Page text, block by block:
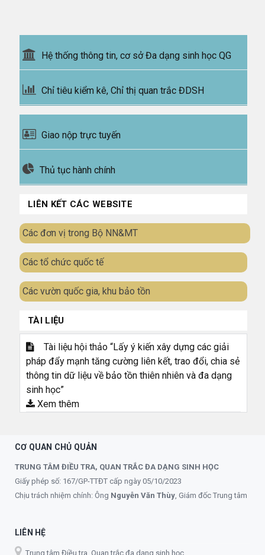
Hệ thống thông tin, cơ sở Đa dạng sinh học QG
Chỉ tiêu kiểm kê, Chỉ thị quan trắc ĐDSH
Giao nộp trực tuyến
Thủ tục hành chính
LIÊN KẾT CÁC WEBSITE
Các đơn vị trong Bộ NN&MT
Các tổ chức quốc tế
Các vườn quốc gia, khu bảo tồn
TÀI LIỆU
Tài liệu hội thảo “Lấy ý kiến xây dựng các giải
pháp đẩy mạnh tăng cường liên kết, trao đổi, chia sẻ
thông tin dữ liệu về bảo tồn thiên nhiên và đa dạng
sinh học”
Xem thêm
CƠ QUAN CHỦ QUẢN
TRUNG TÂM ĐIỀU TRA, QUAN TRẮC ĐA DẠNG SINH HỌC
Giấy phép số: 167/GP-TTĐT cấp ngày 05/10/2023
Chịu trách nhiệm chính: Ông Nguyễn Văn Thùy , Giám đốc Trung tâm
LIÊN HỆ
Trung tâm Điều tra, Quan trắc đa dạng sinh học